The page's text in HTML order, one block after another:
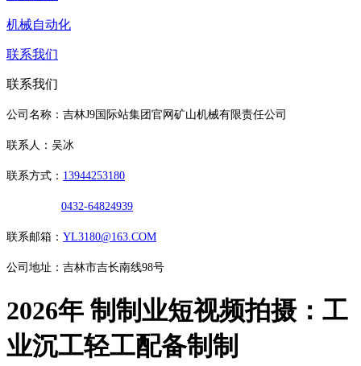
机械自动化
联系我们
联系我们
公司名称：吉林J9国际站集团官网矿山机械有限责任公司
联系人：吴冰
联系方式： 13944253180
0432-64824939
联系邮箱： YL3180@163.COM
公司地址：吉林市吉长南线98号
2026年 制制业短视频拍摄：工
业沉工轻工配备制制